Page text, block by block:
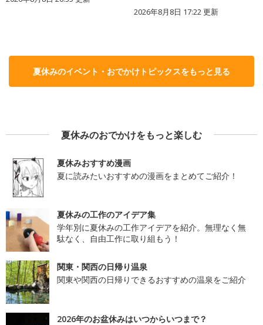
2026年8月8日 17:22更新
夏休みのイベント・おでかけトピックスをもっと見る
夏休みのおでかけをもっと楽しむ
夏休みおすすめ漫画
夏に読みたいおすすめの漫画をまとめてご紹介！
夏休みの工作のアイデア集
学年別に夏休みの工作アイデアを紹介。無理なく無
駄なく、自由工作に取り組もう！
関東・関西の日帰り温泉
関東や関西の日帰りできるおすすめの温泉をご紹介
2026年のお盆休みはいつからいつまで？